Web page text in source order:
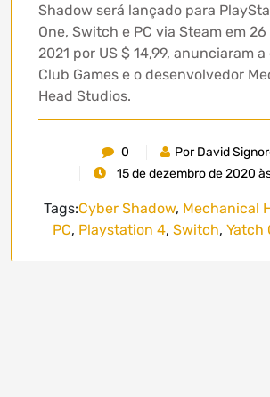
Shadow será lançado para
One, Switch e PC via Steam em
2021 por US $ 14,99, anunciaram
Club Games e o desenvolvedor
Head Studios.
0
Por David
15 de dezembro de 2020
Tags:Cyber Shadow, Mechanical
PC, Playstation 4, Switch, Yatch